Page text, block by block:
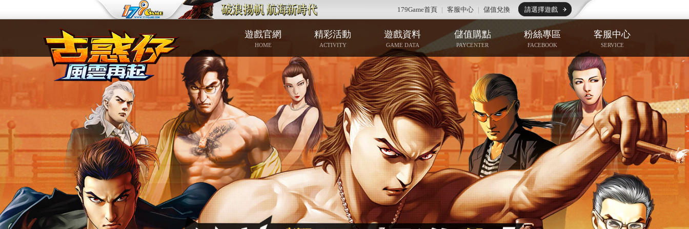
179Game首頁 | 客服中心 | 儲值兌換 請選擇遊戲
遊戲官網
HOME
精彩活動
ACTIVITY
遊戲資料
GAME DATA
儲值購點
PAYCENTER
粉絲專區
FACEBOOK
客服中心
SERVICE